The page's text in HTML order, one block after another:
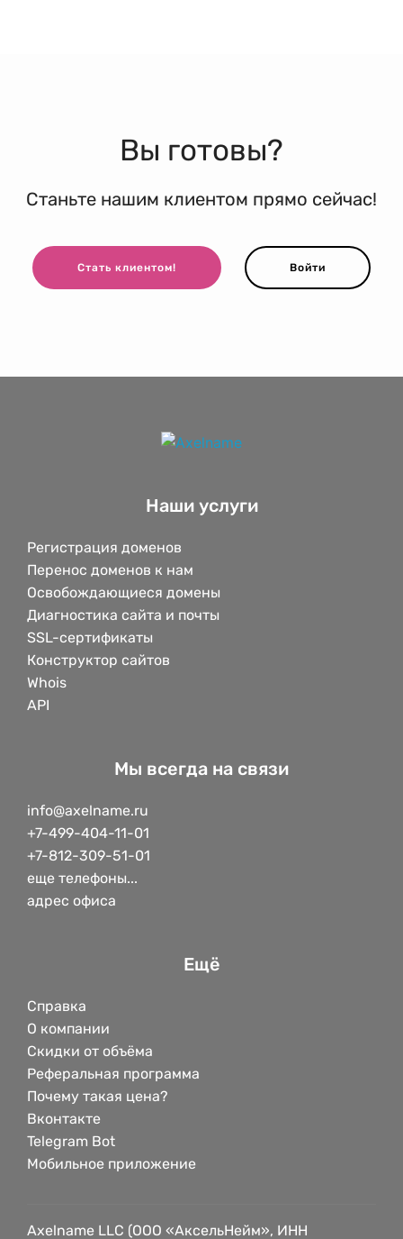
Вы готовы?
Станьте нашим клиентом прямо сейчас!
Стать клиентом! Войти
Наши услуги
Регистрация доменов
Перенос доменов к нам
Освобождающиеся домены
Диагностика сайта и почты
SSL-сертификаты
Конструктор сайтов
Whois
API
Мы всегда на связи
info@axelname.ru
+7-499-404-11-01
+7-812-309-51-01
еще телефоны...
адрес офиса
Ещё
Справка
О компании
Скидки от объёма
Реферальная программа
Почему такая цена?
Вконтакте
Telegram Bot
Мобильное приложение
Axelname LLC (ООО «АксельНейм», ИНН